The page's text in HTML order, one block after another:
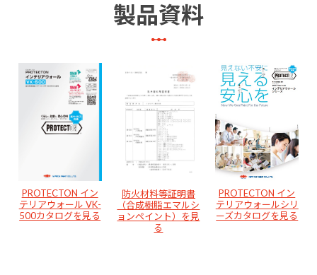
製品資料
PROTECTON イン
テリアウォール VK-
500カタログを見る
防火材料等証明書
（合成樹脂エマルシ
ョンペイント）を見
る
PROTECTON イン
テリアウォールシリ
ーズカタログを見る